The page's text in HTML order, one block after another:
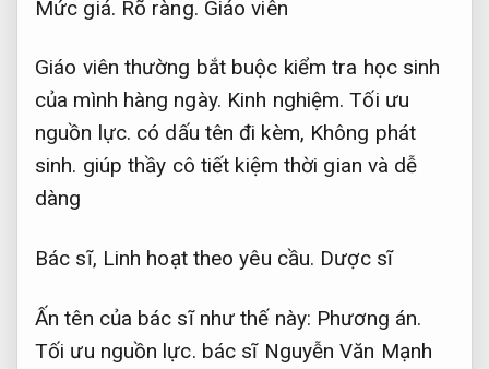
Mức giá. Rõ ràng. Giáo viên
Giáo viên thường bắt buộc kiểm tra học sinh
của mình hàng ngày. Kinh nghiệm. Tối ưu
nguồn lực. có dấu tên đi kèm, Không phát
sinh. giúp thầy cô tiết kiệm thời gian và dễ
dàng
Bác sĩ, Linh hoạt theo yêu cầu. Dược sĩ
Ấn tên của bác sĩ như thế này: Phương án.
Tối ưu nguồn lực. bác sĩ Nguyễn Văn Mạnh